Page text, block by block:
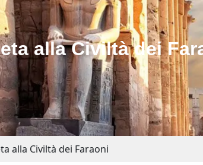
alla Civiltà dei
alla Civiltà dei Faraoni